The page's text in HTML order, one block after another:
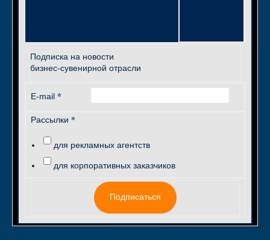
Подписка на новости
бизнес-сувенирной отрасли
E-mail *
Рассылки *
для рекламных агентств
для корпоративных заказчиков
Подписаться